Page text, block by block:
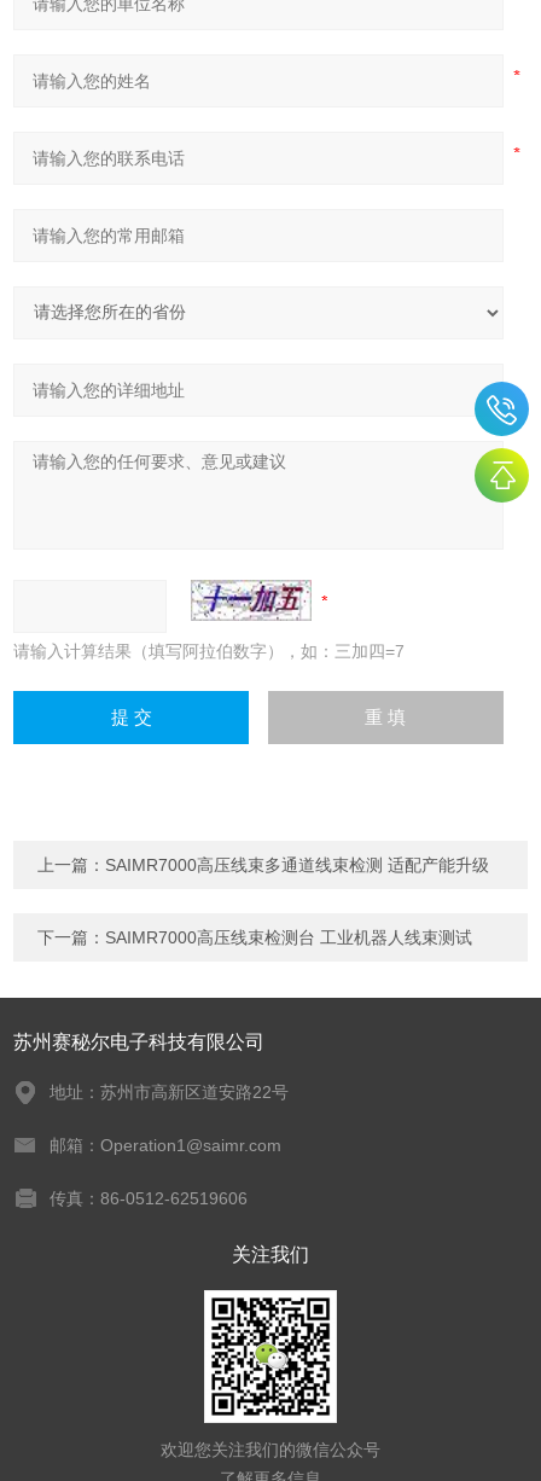
请输入计算结果（填写阿拉伯数字），如：三加四=7
上一篇： SAIMR7000高压线束多通道线束检测 适配产能升级
下一篇： SAIMR7000高压线束检测台 工业机器人线束测试
苏州赛秘尔电子科技有限公司
地址：苏州市高新区道安路22号
邮箱：Operation1@saimr.com
传真：86-0512-62519606
关注我们
欢迎您关注我们的微信公众号